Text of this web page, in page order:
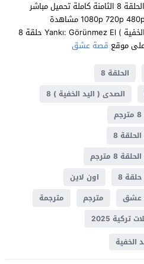
الخفية ) Yankı: Görünmez El الحلقة 8 الثامنة كاملة تحميل مباشر
سيرفرات متعددة بجودات عالية 1080p 720p 480p مشاهدة
المسلسل التركي الصدى ( اليد الخفية ) Yankı: Görünmez El حلقة 8
قصة عشق
الحلقة 8
الصدى ( اليد الخفية ) 8
8
8 مترجم
8
اون لاين
عشق مترجم
مترجمة
2025